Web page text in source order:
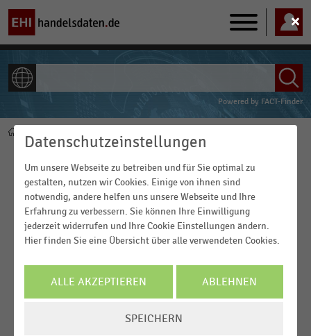
Main
navigation
Powered by FACT-Finder
Pfadnavigation
Tedi
Handelsunternehmen der Nonfood-Branche. Seit 2021 gehört
Datenschutzeinstellungen
Um unsere Webseite zu betreiben und für Sie optimal zu
gestalten, nutzen wir Cookies. Einige von ihnen sind
notwendig, andere helfen uns unsere Webseite und Ihre
Erfahrung zu verbessern. Sie können Ihre Einwilligung
jederzeit widerrufen und Ihre Cookie Einstellungen ändern.
Hier finden Sie eine Übersicht über alle verwendeten Cookies.
ALLE AKZEPTIEREN ABLEHNEN
SPEICHERN